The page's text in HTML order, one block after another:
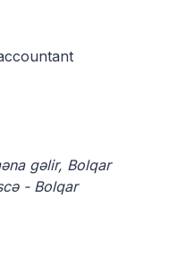
gəlir, Bolqar
- Bolqar